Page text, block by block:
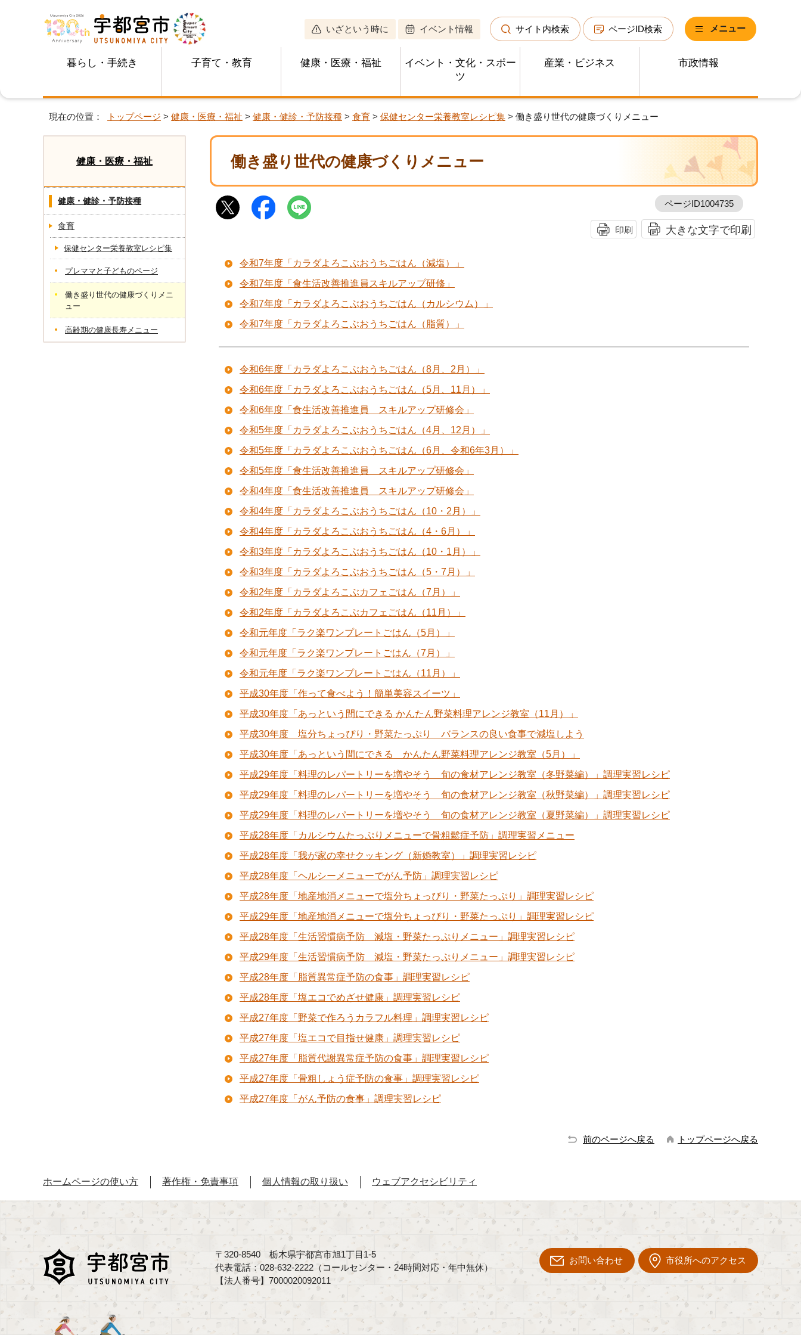
いざという時に イベント情報 サイト内検索 ページID検索 メニュー
暮らし・手続き 子育て・教育 健康・医療・福祉
イベント・文化・スポー
ツ
産業・ビジネス 市政情報
現在の位置： トップページ > 健康・医療・福祉 > 健康・健診・予防接種 > 食育 > 保健センター栄養教室レシピ集 > 働き盛り世代の健康づくりメニュー
働き盛り世代の健康づくりメニュー
ページID1004735
印刷 大きな文字で印刷
令和7年度「カラダよろこぶおうちごはん（減塩）」
令和7年度「食生活改善推進員スキルアップ研修」
令和7年度「カラダよろこぶおうちごはん（カルシウム）」
令和7年度「カラダよろこぶおうちごはん（脂質）」
令和6年度「カラダよろこぶおうちごはん（8月、2月）」
令和6年度「カラダよろこぶおうちごはん（5月、11月）」
令和6年度「食生活改善推進員 スキルアップ研修会」
令和5年度「カラダよろこぶおうちごはん（4月、12月）」
令和5年度「カラダよろこぶおうちごはん（6月、令和6年3月）」
令和5年度「食生活改善推進員 スキルアップ研修会」
令和4年度「食生活改善推進員 スキルアップ研修会」
令和4年度「カラダよろこぶおうちごはん（10・2月）」
令和4年度「カラダよろこぶおうちごはん（4・6月）」
令和3年度「カラダよろこぶおうちごはん（10・1月）」
令和3年度「カラダよろこぶおうちごはん（5・7月）」
令和2年度「カラダよろこぶカフェごはん（7月）」
令和2年度「カラダよろこぶカフェごはん（11月）」
令和元年度「ラク楽ワンプレートごはん（5月）」
令和元年度「ラク楽ワンプレートごはん（7月）」
令和元年度「ラク楽ワンプレートごはん（11月）」
平成30年度「作って食べよう！簡単美容スイーツ」
平成30年度「あっという間にできる かんたん野菜料理アレンジ教室（11月）」
平成30年度 塩分ちょっぴり・野菜たっぷり バランスの良い食事で減塩しよう
平成30年度「あっという間にできる かんたん野菜料理アレンジ教室（5月）」
平成29年度「料理のレパートリーを増やそう 旬の食材アレンジ教室（冬野菜編）」調理実習レシピ
平成29年度「料理のレパートリーを増やそう 旬の食材アレンジ教室（秋野菜編）」調理実習レシピ
平成29年度「料理のレパートリーを増やそう 旬の食材アレンジ教室（夏野菜編）」調理実習レシピ
平成28年度「カルシウムたっぷりメニューで骨粗鬆症予防」調理実習メニュー
平成28年度「我が家の幸せクッキング（新婚教室）」調理実習レシピ
平成28年度「ヘルシーメニューでがん予防」調理実習レシピ
平成28年度「地産地消メニューで塩分ちょっぴり・野菜たっぷり」調理実習レシピ
平成29年度「地産地消メニューで塩分ちょっぴり・野菜たっぷり」調理実習レシピ
平成28年度「生活習慣病予防 減塩・野菜たっぷりメニュー」調理実習レシピ
平成29年度「生活習慣病予防 減塩・野菜たっぷりメニュー」調理実習レシピ
平成28年度「脂質異常症予防の食事」調理実習レシピ
平成28年度「塩エコでめざせ健康」調理実習レシピ
平成27年度「野菜で作ろうカラフル料理」調理実習レシピ
平成27年度「塩エコで目指せ健康」調理実習レシピ
平成27年度「脂質代謝異常症予防の食事」調理実習レシピ
平成27年度「骨粗しょう症予防の食事」調理実習レシピ
平成27年度「がん予防の食事」調理実習レシピ
健康・医療・福祉
健康・健診・予防接種
食育
保健センター栄養教室レシピ集
プレママと子どものページ
働き盛り世代の健康づくりメニ
ュー
高齢期の健康長寿メニュー
前のページへ戻る トップページへ戻る
ホームページの使い方 著作権・免責事項 個人情報の取り扱い ウェブアクセシビリティ
〒320-8540 栃木県宇都宮市旭1丁目1-5
代表電話：028-632-2222（コールセンター・24時間対応・年中無休）
【法人番号】7000020092011
お問い合わせ 市役所へのアクセス